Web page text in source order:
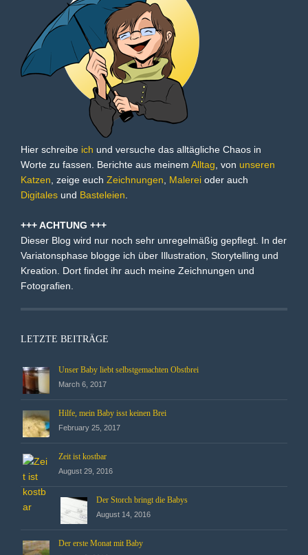
Hier schreibe ich und versuche das alltägliche Chaos in
Worte zu fassen. Berichte aus meinem Alltag , von unseren
Katzen , zeige euch Zeichnungen Malerei oder auch
Digitales und Basteleien
+++ ACHTUNG +++
Dieser Blog wird nur noch sehr unregelmäßig gepflegt. In der
Variatonsphase blogge ich über Illustration, Storytelling und
Kreation. Dort findet ihr auch meine Zeichnungen und
Fotografien.
LETZTE BEITRÄGE
Unser Baby liebt selbstgemachten Obstbrei
March 6, 2017
Hilfe, mein Baby isst keinen Brei
February 25, 2017
Zeit ist kostbar
August 29, 2016
Der Storch bringt die Babys
August 14, 2016
Der erste Monat mit Baby